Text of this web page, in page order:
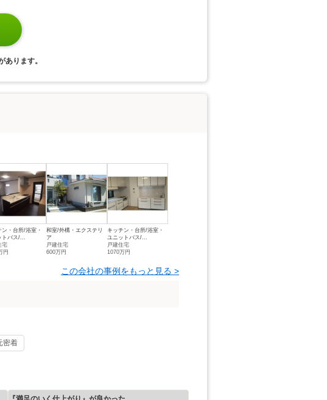
ります。
ン・台所/浴室・
トバス/...
宅
円
和室/外構・エクステリ
ア
戸建住宅
600万円
キッチン・台所/浴室・
ユニットバス/...
戸建住宅
1070万円
この会社の事例をもっと見る >
密着